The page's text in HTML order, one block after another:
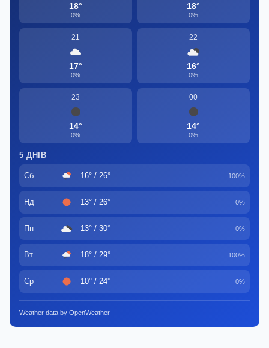
18°
0%
18°
0%
21
17°
0%
22
16°
0%
23
14°
0%
00
14°
0%
5 ДНІВ
Сб 16° / 26° 100%
Нд 13° / 26° 0%
Пн 13° / 30° 0%
Вт 18° / 29° 100%
Ср 10° / 24° 0%
Weather data by OpenWeather